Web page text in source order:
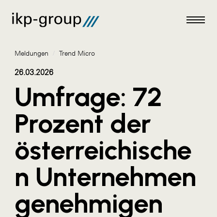
Meldungen
AKTUELLES
ACO
ALEX Krems
Amazon Web Services
AustroCel Hallein
Meldungen / Trend Micro
26.03.2026
Umfrage: 72
Prozent der
österreichische
n Unternehmen
genehmigen